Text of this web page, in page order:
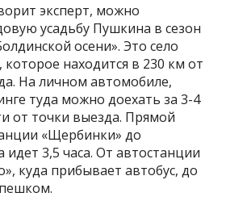
эксперт, можно
усадьбу Пушкина в сезон
осени». Это село
находится в 230 км от
На личном автомобиле,
туда можно доехать за 3-4
от точки выезда. Прямой
«Щербинки» до
3,5 часа. От автостанции
куда прибывает автобус, до